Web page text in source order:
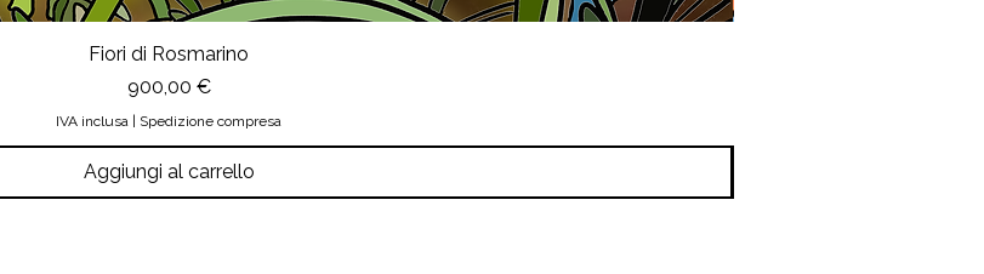
Fiori di Rosmarino
Prezzo
900,00 €
IVA inclusa Spedizione compresa
Aggiungi al carrello